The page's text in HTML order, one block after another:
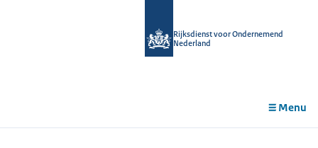
Rijksdienst voor Ondernemend
Nederland
Menu